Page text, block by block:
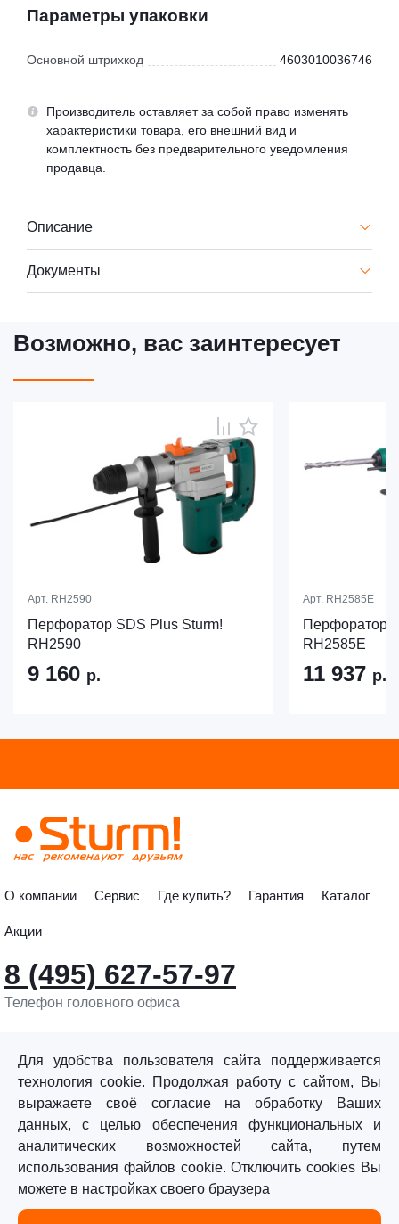
Параметры упаковки
Основной штрихкод 4603010036746
Производитель оставляет за собой право изменять
характеристики товара, его внешний вид и
комплектность без предварительного уведомления
продавца.
Описание
Документы
Возможно, вас заинтересует
Арт. RH2590
Перфоратор SDS Plus Sturm!
RH2590
9 160 р.
Арт. RH2585E
Перфоратор
RH2585E
11 937 р.
О компании Сервис Где купить? Гарантия Каталог
Акции
8 (495) 627-57-97
Телефон головного офиса
©«Sturm!» 2011–2026 ®
Все права защищены.
Для удобства пользователя сайта поддерживается
технология cookie. Продолжая работу с сайтом, Вы
выражаете своё согласие на обработку Ваших
данных, с целью обеспечения функциональных и
аналитических возможностей сайта, путем
использования файлов cookie. Отключить cookies Вы
можете в настройках своего браузера